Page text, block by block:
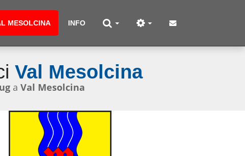
MESOLCINA INFO
Val Mesolcina
a Val Mesolcina